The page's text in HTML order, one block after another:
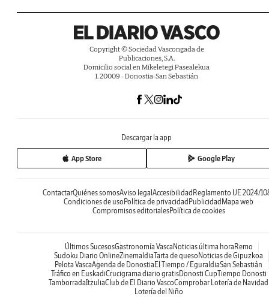
Copyright © Sociedad Vascongada de
Publicaciones, S.A.
Domicilio social en Mikeletegi Pasealekua
1. 20009 - Donostia-San Sebastián
Descargar la app
App Store Google Play
ContactarQuiénes somosAviso legal Accesibilidad Reglamento UE 2024/
Condiciones de uso Política de privacidad Publicidad Mapa web
Compromisos editorialesPolítica de cookies
Últimos SucesosGastronomía Vasca Noticias última hora Remo
Sudoku Diario OnlineZinemaldiaTarta de queso Noticias de Gipuzkoa
Pelota VascaAgenda de Donostia El Tiempo / EguraldiaSan Sebastián
Tráfico en EuskadiCrucigrama diario gratisDonosti CupTiempo Donosti
TamborradaItzuliaClub de El Diario VascoComprobar Lotería de Navidad
Lotería del Niño